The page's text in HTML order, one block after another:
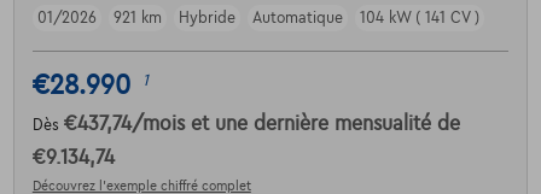
01/2026
921 km Hybride Automatique 104 kW ( 141 CV )
€28.990 1
Dès €437,74/mois et une dernière mensualité de
€9.134,74
Découvrez l’exemple chiffré complet